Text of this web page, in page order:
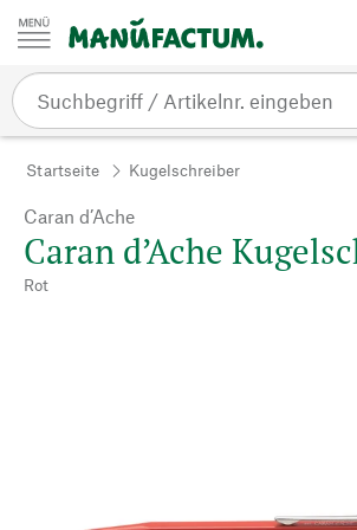
Zum Inhalt springen
Startseite Kugelschreiber
Caran d’Ache
Caran d’Ache
Rot